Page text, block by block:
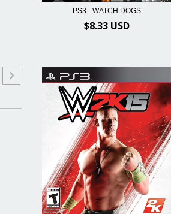
PS3 - WATCH DOGS
$8.33 USD